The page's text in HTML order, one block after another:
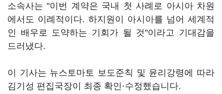
소속사는 "이번 계약은 국내 첫 사례로 아시아 차원
에서도 이례적이다. 하지원이 아시아를 넘어 세계적
인 배우로 도약하는 기회가 될 것"이라고 기대감을
드러냈다.
이 기사는 뉴스토마토 보도준칙 및 윤리강령에 따라
김기성 편집국장이 최종 확인·수정했습니다.